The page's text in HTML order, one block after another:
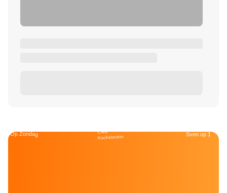
Op Zondag Café
Kockelmann Sven op 1